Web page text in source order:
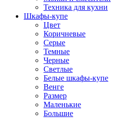
Техника для кухни
Шкафы-купе
Цвет
Коричневые
Серые
Темные
Черные
Светлые
Белые шкафы-купе
Венге
Размер
Маленькие
Большие